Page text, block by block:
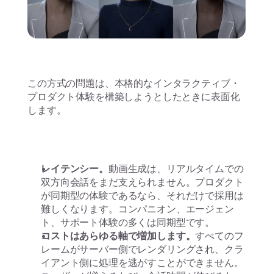
この方式の問題は、本格的なインタラクティブ・
プロダクト体験を構築しようとしたときに表面化
します。
レイテンシー。 動画生成は、リアルタイムでの
双方向会話をまだ支えられません。プロダクト
が同期型の体験であるなら、それだけで採用は
難しくなります。コンパニオン、エージェン
ト、サポート体験の多くは同期型です。
コストはあらゆる軸で増加します。すべてのフ
レームがサーバー側でレンダリングされ、クラ
イアント側に処理を逃がすことができません。